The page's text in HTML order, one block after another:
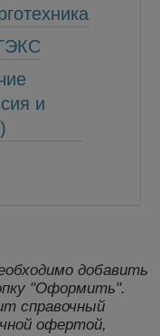
и
добавить
"Оформить".
справочный
офертой,